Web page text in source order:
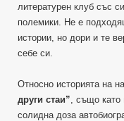
литературен клуб със
полемики. Не е
истории, но дори и те
себе си.
Относно историята на
други стаи” , също
солидна доза